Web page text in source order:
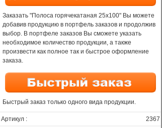
Заказать "Полоса горячекатаная 25х100" Вы можете
добавив продукцию в портфель заказов и продолжив
выбор. В портфеле заказов Вы сможете указать
необходимое количество продукции, а также
произвести как полное так и быстрое оформление
заказа.
Быстрый заказ только одного вида продукции.
Артикул :
2367